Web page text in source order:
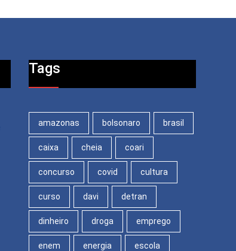
Tags
amazonas bolsonaro brasil
caixa cheia coari
concurso covid cultura
curso davi detran
dinheiro droga emprego
enem energia escola